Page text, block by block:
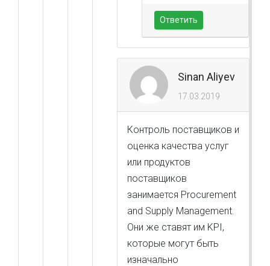
Ответить
Sinan Aliyev
17.03.2019
Контроль поставщиков и
оценка качества услуг
или продуктов
поставщиков
занимается Procurement
and Supply Management.
Они же ставят им KPI,
которые могут быть
изначально